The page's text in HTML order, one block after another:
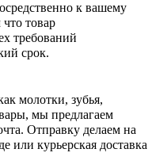
к вашему
товар
требований
срок.
молотки, зубья,
мы предлагаем
Отправку делаем на
или курьерская доставка